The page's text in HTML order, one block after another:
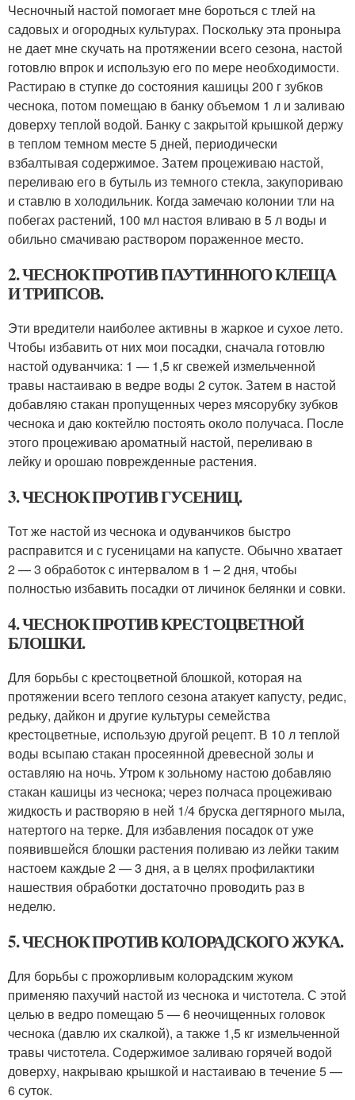
Чесночный настой помогает мне бороться с тлей на
садовых и огородных культурах. Поскольку эта проныра
не дает мне скучать на протяжении всего сезона, настой
готовлю впрок и использую его по мере необходимости.
Растираю в ступке до состояния кашицы 200 г зубков
чеснока, потом помещаю в банку объемом 1 л и заливаю
доверху теплой водой. Банку с закрытой крышкой держу
в теплом темном месте 5 дней, периодически
взбалтывая содержимое. Затем процеживаю настой,
переливаю его в бутыль из темного стекла, закупориваю
и ставлю в холодильник. Когда замечаю колонии тли на
побегах растений, 100 мл настоя вливаю в 5 л воды и
обильно смачиваю раствором пораженное место.
2. ЧЕСНОК ПРОТИВ ПАУТИННОГО КЛЕЩА
И ТРИПСОВ.
Эти вредители наиболее активны в жаркое и сухое лето.
Чтобы избавить от них мои посадки, сначала готовлю
настой одуванчика: 1 — 1,5 кг свежей измельченной
травы настаиваю в ведре воды 2 суток. Затем в настой
добавляю стакан пропущенных через мясорубку зубков
чеснока и даю коктейлю постоять около получаса. После
этого процеживаю ароматный настой, переливаю в
лейку и орошаю поврежденные растения.
3. ЧЕСНОК ПРОТИВ ГУСЕНИЦ.
Тот же настой из чеснока и одуванчиков быстро
расправится и с гусеницами на капусте. Обычно хватает
2 — 3 обработок с интервалом в 1 – 2 дня, чтобы
полностью избавить посадки от личинок белянки и совки.
4. ЧЕСНОК ПРОТИВ КРЕСТОЦВЕТНОЙ
БЛОШКИ.
Для борьбы с крестоцветной блошкой, которая на
протяжении всего теплого сезона атакует капусту, редис,
редьку, дайкон и другие культуры семейства
крестоцветные, использую другой рецепт. В 10 л теплой
воды всыпаю стакан просеянной древесной золы и
оставляю на ночь. Утром к зольному настою добавляю
стакан кашицы из чеснока; через полчаса процеживаю
жидкость и растворяю в ней 1/4 бруска дегтярного мыла,
натертого на терке. Для избавления посадок от уже
появившейся блошки растения поливаю из лейки таким
настоем каждые 2 — 3 дня, а в целях профилактики
нашествия обработки достаточно проводить раз в
неделю.
5. ЧЕСНОК ПРОТИВ КОЛОРАДСКОГО ЖУКА.
Для борьбы с прожорливым колорадским жуком
применяю пахучий настой из чеснока и чистотела. С этой
целью в ведро помещаю 5 — 6 неочищенных головок
чеснока (давлю их скалкой), а также 1,5 кг измельченной
травы чистотела. Содержимое заливаю горячей водой
доверху, накрываю крышкой и настаиваю в течение 5 —
6 суток.